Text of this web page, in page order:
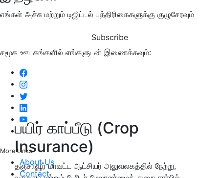
எங்கள் அச்சு மற்றும் டிஜிட்டல் பத்திரிகைகளுக்கு குழுசேரவும்
Subscribe
சமூக ஊடகங்களில் எங்களுடன் இணைக்கவும்:
More Links
About Us
Contact
பயிர் காப்பீடு (Crop
Insurance)
தஞ்சாவூர் மாவட்ட ஆட்சியர் அலுவலகத்தில் நேற்று,